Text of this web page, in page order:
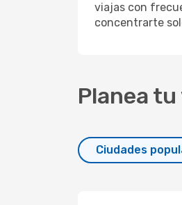
viajas con
concentrarte
Planea
Ciudades